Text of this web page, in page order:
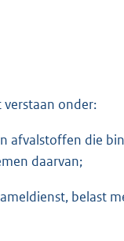
onder:
afvalstoffen die
daarvan;
belast